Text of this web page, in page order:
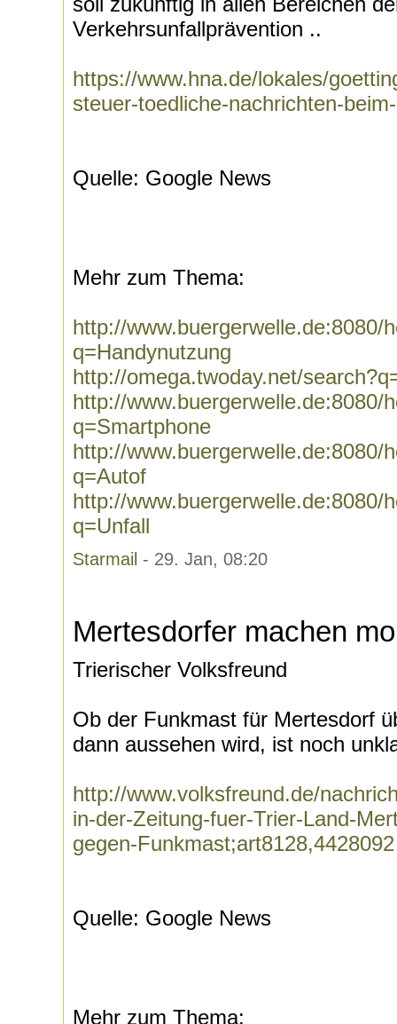
Verkehrsunfallprävention ..
https://www.hna.de/lokales/
steuer-toedliche-nachrichten-
Quelle: Google News
Mehr zum Thema:
http://www.buergerwelle.de:8080/
q=Handynutzung
http://omega.twoday.net/
http://www.buergerwelle.de:8080/
q=Smartphone
http://www.buergerwelle.de:8080/
q=Autof
http://www.buergerwelle.de:8080/
q=Unfall
Starmail - 29. Jan, 08:20
Mertesdorfer machen
Trierischer Volksfreund
Ob der Funkmast für Mertesdorf
dann aussehen wird, ist noch
http://www.volksfreund.de/
in-der-Zeitung-fuer-Trier-Land-
gegen-Funkmast;art8128,4428092
Quelle: Google News
Mehr zum Thema: